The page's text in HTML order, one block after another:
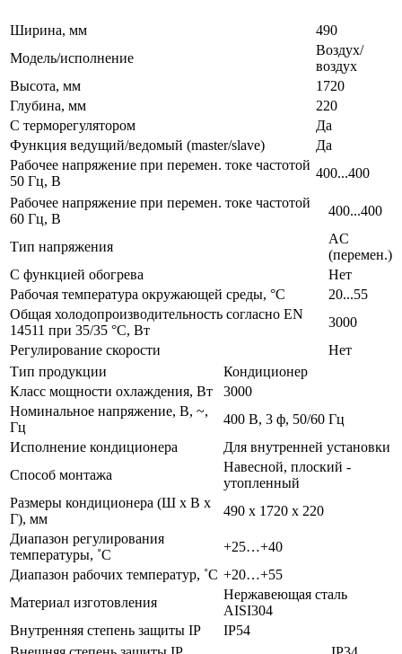
Ширина, мм
490
Модель/исполнение
Воздух/
воздух
Высота, мм
1720
Глубина, мм
220
С терморегулятором
Да
Функция ведущий/ведомый (master/slave)
Да
Рабочее напряжение при перемен. токе частотой
50 Гц, В
400...400
Рабочее напряжение при перемен. токе частотой
60 Гц, В
400...400
Тип напряжения
AC
(перемен.)
С функцией обогрева
Нет
Рабочая температура окружающей среды, °C
20...55
Общая холодопроизводительность согласно EN
14511 при 35/35 °C, Вт
3000
Регулирование скорости
Нет
Тип продукции
Кондиционер
Класс мощности охлаждения, Вт
3000
Номинальное напряжение, В, ~,
Гц
400 В, 3 ф, 50/60 Гц
Исполнение кондиционера
Для внутренней установки
Способ монтажа
Навесной, плоский -
утопленный
Размеры кондиционера (Ш х В х
Г), мм
490 x 1720 x 220
Диапазон регулирования
температуры, ˚C
+25…+40
Диапазон рабочих температур, ˚C +20…+55
Материал изготовления
Нержавеющая сталь
AISI304
Внутренняя степень защиты IP
IP54